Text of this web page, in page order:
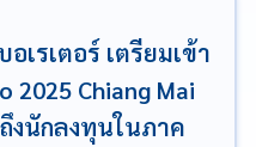
รเตอร์ เตรียมเข้า
2025 Chiang Mai
งนักลงทุนในภาค